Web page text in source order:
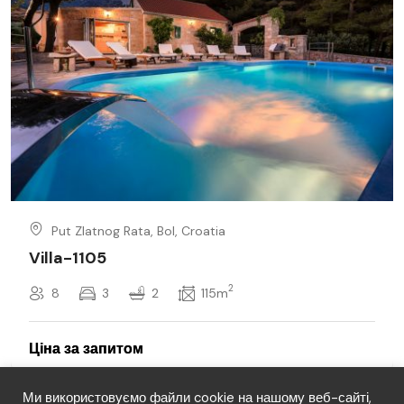
Put Zlatnog Rata, Bol, Croatia
Villa-1105
8 3 2 115m2
Ми використовуємо файли cookie на нашому веб-сайті,